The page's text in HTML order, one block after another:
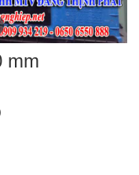
mm